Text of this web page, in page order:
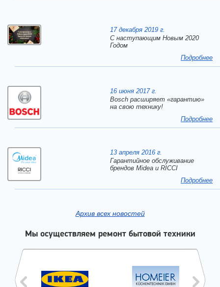
17 декабря 2019 г.
C наступающим Новым 2020
Годом
Подробнее
16 июня 2017 г.
Bosch расширяет «гарантию»
на свою технику!
Подробнее
13 апреля 2016 г.
Гарантийное обслуживание
брендов Midea и RICCI
Подробнее
Архив всех новостей
Мы осуществляем ремонт бытовой техники